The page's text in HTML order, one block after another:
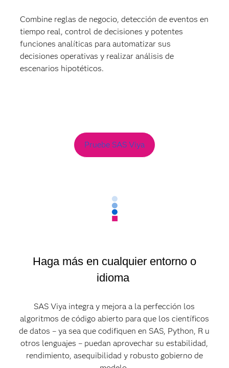
Combine reglas de negocio, detección de eventos en
tiempo real, control de decisiones y potentes
funciones analíticas para automatizar sus
decisiones operativas y realizar análisis de
escenarios hipotéticos.
Pruebe SAS Viya
Haga más en cualquier entorno o
idioma
SAS Viya integra y mejora a la perfección los
algoritmos de código abierto para que los científicos
de datos – ya sea que codifiquen en SAS, Python, R u
otros lenguajes – puedan aprovechar su estabilidad,
rendimiento, asequibilidad y robusto gobierno de